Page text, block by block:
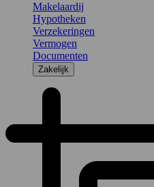
Makelaardij
Hypotheken
Verzekeringen
Vermogen
Documenten
Zakelijk